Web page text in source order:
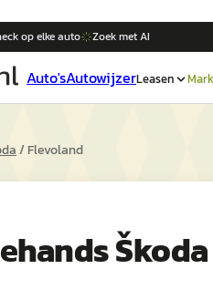
op elkeauto Zoek met AI
Auto'sAutowijzerLeasen
/Flevoland
Škoda